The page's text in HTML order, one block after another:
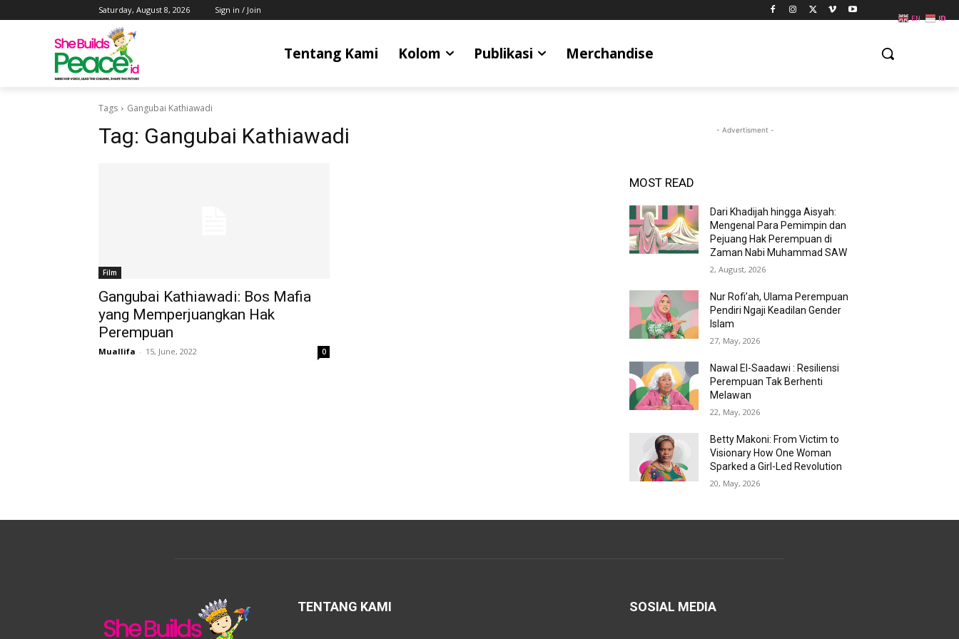
Saturday, August 8, 2026 Sign in / Join
Tentang Kami Kolom Publikasi Merchandise
Tags Gangubai Kathiawadi
Tag: Gangubai Kathiawadi
Film
Gangubai Kathiawadi: Bos Mafia
yang Memperjuangkan Hak
Perempuan
Muallifa - 15, June, 2022 0
- Advertisment -
MOST READ
Dari Khadijah hingga Aisyah:
Mengenal Para Pemimpin dan
Pejuang Hak Perempuan di
Zaman Nabi Muhammad SAW
2, August, 2026
Nur Rofi’ah, Ulama Perempuan
Pendiri Ngaji Keadilan Gender
Islam
27, May, 2026
Nawal El-Saadawi : Resiliensi
Perempuan Tak Berhenti
Melawan
22, May, 2026
Betty Makoni: From Victim to
Visionary How One Woman
Sparked a Girl-Led Revolution
20, May, 2026
TENTANG KAMI SOSIAL MEDIA
EN ID